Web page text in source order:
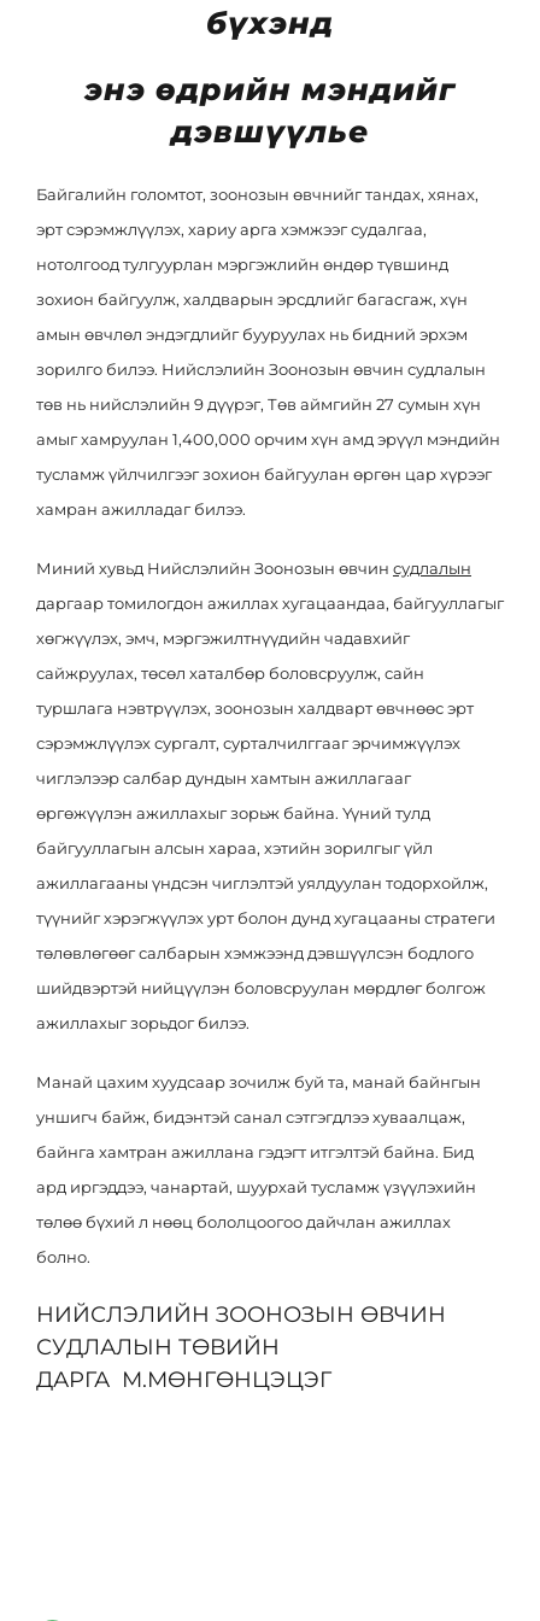
Халдваргүйжүүлэлт
бүхэнд
энэ өдрийн мэндийг
дэвшүүлье
Байгалийн голомтот, зоонозын өвчнийг тандах, хянах,
эрт сэрэмжлүүлэх, хариу арга хэмжээг судалгаа,
нотолгоод тулгуурлан мэргэжлийн өндөр түвшинд
зохион байгуулж, халдварын эрсдлийг багасгаж, хүн
амын өвчлөл эндэгдлийг бууруулах нь бидний эрхэм
зорилго билээ. Нийслэлийн Зоонозын өвчин судлалын
төв нь нийслэлийн 9 дүүрэг, Төв аймгийн 27 сумын хүн
амыг хамруулан 1,400,000 орчим хүн амд эрүүл мэндийн
тусламж үйлчилгээг зохион байгуулан өргөн цар хүрээг
хамран ажилладаг билээ.
Миний хувьд Нийслэлийн Зоонозын өвчин судлалын
даргаар томилогдон ажиллах хугацаандаа, байгууллагыг
хөгжүүлэх, эмч, мэргэжилтнүүдийн чадавхийг
сайжруулах, төсөл хаталбөр боловсруулж, сайн
туршлага нэвтрүүлэх, зоонозын халдварт өвчнөөс эрт
сэрэмжлүүлэх сургалт, сурталчилггааг эрчимжүүлэх
чиглэлээр салбар дундын хамтын ажиллагааг
өргөжүүлэн ажиллахыг зорьж байна. Үүний тулд
байгууллагын алсын хараа, хэтийн зорилгыг үйл
ажиллагааны үндсэн чиглэлтэй уялдуулан тодорхойлж,
түүнийг хэрэгжүүлэх урт болон дунд хугацааны стратеги
төлөвлөгөөг салбарын хэмжээнд дэвшүүлсэн бодлого
шийдвэртэй нийцүүлэн боловсруулан мөрдлөг болгож
ажиллахыг зорьдог билээ.
Манай цахим хуудсаар зочилж буй та, манай байнгын
уншигч байж, бидэнтэй санал сэтгэгдлээ хуваалцаж,
байнга хамтран ажиллана гэдэгт итгэлтэй байна. Бид
ард иргэддээ, чанартай, шуурхай тусламж үзүүлэхийн
төлөө бүхий л нөөц бололцоогоо дайчлан ажиллах
болно.
НИЙСЛЭЛИЙН ЗООНОЗЫН ӨВЧИН
СУДЛАЛЫН ТӨВИЙН
ДАРГА М.МӨНГӨНЦЭЦЭГ